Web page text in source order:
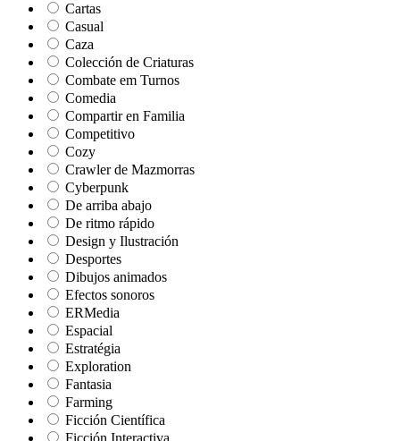
Cartas
Casual
Caza
Colección de Criaturas
Combate em Turnos
Comedia
Compartir en Familia
Competitivo
Cozy
Crawler de Mazmorras
Cyberpunk
De arriba abajo
De ritmo rápido
Design y Ilustración
Desportes
Dibujos animados
Efectos sonoros
ERMedia
Espacial
Estratégia
Exploration
Fantasia
Farming
Ficción Científica